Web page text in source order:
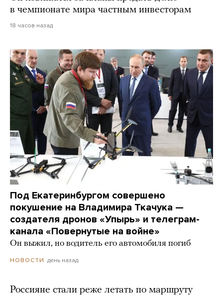
в чемпионате мира частным инвесторам
18 часов назад
Под Екатеринбургом совершено
покушение на Владимира Ткачука —
создателя дронов «Упырь» и телеграм-
канала «Повернутые на войне»
Он выжил, но водитель его автомобиля погиб
НОВОСТИ день назад
Россияне стали реже летать по маршруту